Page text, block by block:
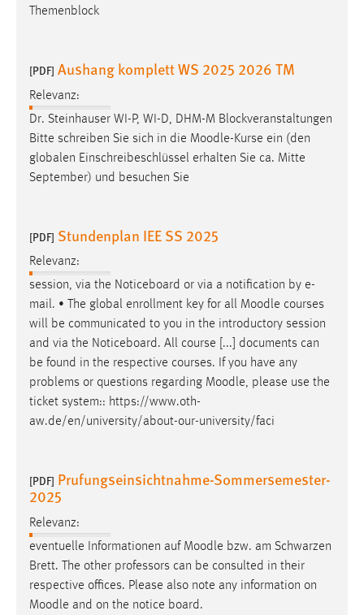
Themenblock
[PDF] Aushang komplett WS 2025 2026 TM
Relevanz:
Dr. Steinhauser WI-P, WI-D, DHM-M Blockveranstaltungen
Bitte schreiben Sie sich in die Moodle-Kurse ein (den
globalen Einschreibeschlüssel erhalten Sie ca. Mitte
September) und besuchen Sie
[PDF] Stundenplan IEE SS 2025
Relevanz:
session, via the Noticeboard or via a notification by e-
mail. • The global enrollment key for all Moodle courses
will be communicated to you in the introductory session
and via the Noticeboard. All course [...] documents can
be found in the respective courses. If you have any
problems or questions regarding Moodle, please use the
ticket system:: https://www.oth-
aw.de/en/university/about-our-university/faci
[PDF] Prufungseinsichtnahme-Sommersemester-
2025
Relevanz:
eventuelle Informationen auf Moodle bzw. am Schwarzen
Brett. The other professors can be consulted in their
respective offices. Please also note any information on
Moodle and on the notice board.
Statistik Cookies erfassen Informationen anonym.
Diese Informationen helfen uns zu verstehen, wie
unsere Besucher unsere Website nutzen.
Matomo
Name:
Zweck:
Cookie Laufzeit:
Max. 13 Monate
MARKETING
Marketing Cookies werden von Drittanbietern
verwendet, um personalisierte Werbung anzuzeigen.
Sie tun dies, indem sie Besucher über Websites
Google Ads
Name:
Anbieter:
Google Ireland Limited